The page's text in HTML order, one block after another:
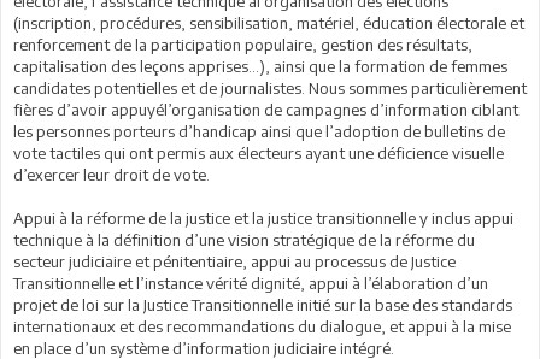
(inscription, procédures, sensibilisation, matériel, éducation électorale et
renforcement de la participation populaire, gestion des résultats,
capitalisation des leçons apprises...), ainsi que la formation de femmes
candidates potentielles et de journalistes. Nous sommes particulièrement
fières d’avoir appuyél’organisation de campagnes d’information ciblant
les personnes porteurs d’handicap ainsi que l’adoption de bulletins de
vote tactiles qui ont permis aux électeurs ayant une déficience visuelle
d’exercer leur droit de vote.
Appui à la réforme de la justice et la justice transitionnelle y inclus appui
technique à la définition d’une vision stratégique de la réforme du
secteur judiciaire et pénitentiaire, appui au processus de Justice
Transitionnelle et l’instance vérité dignité, appui à l’élaboration d’un
projet de loi sur la Justice Transitionnelle initié sur la base des standards
internationaux et des recommandations du dialogue, et appui à la mise
en place d’un système d’information judiciaire intégré.